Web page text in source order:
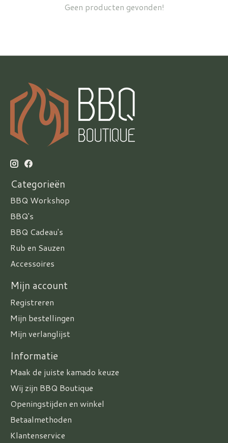
Geen producten gevonden!
Categorieën
BBQ Workshop
BBQ's
BBQ Cadeau's
Rub en Sauzen
Accessoires
Mijn account
Registreren
Mijn bestellingen
Mijn verlanglijst
Informatie
Maak de juiste kamado keuze
Wij zijn BBQ Boutique
Openingstijden en winkel
Betaalmethoden
Klantenservice